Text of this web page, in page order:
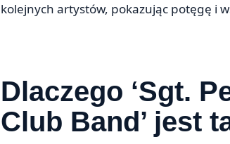
kolejnych artystów, pokazując potęgę i
Dlaczego ‘Sgt.
Club Band’ jest